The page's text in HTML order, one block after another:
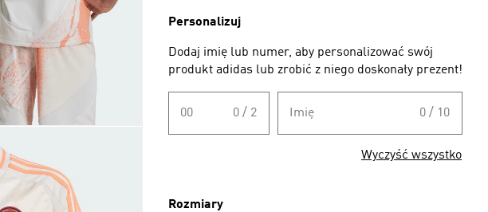
Personalizuj
Dodaj imię lub numer, aby personalizować swój
produkt adidas lub zrobić z niego doskonały prezent!
00 0 / 2 Imię 0 / 10
Wyczyść wszystko
Rozmiary